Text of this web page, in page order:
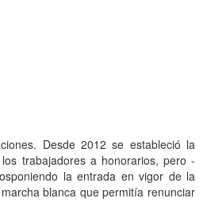
Desde 2012 se estableció la
trabajadores a honorarios, pero -
la entrada en vigor de la
blanca que permitía renunciar